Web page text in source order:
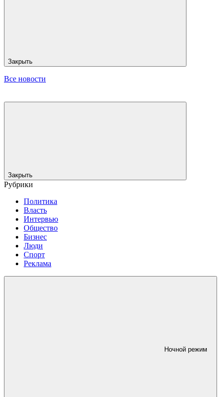
Закрыть
Все новости
Закрыть
Рубрики
Политика
Власть
Интервью
Общество
Бизнес
Люди
Спорт
Реклама
Ночной режим